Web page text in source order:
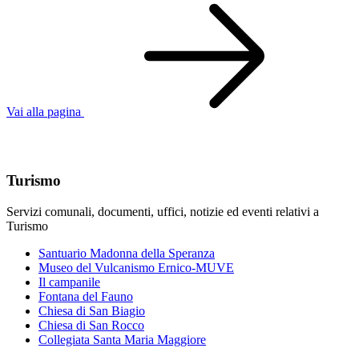
Vai alla pagina
Turismo
Servizi comunali, documenti, uffici, notizie ed eventi relativi a
Turismo
Santuario Madonna della Speranza
Museo del Vulcanismo Ernico-MUVE
Il campanile
Fontana del Fauno
Chiesa di San Biagio
Chiesa di San Rocco
Collegiata Santa Maria Maggiore